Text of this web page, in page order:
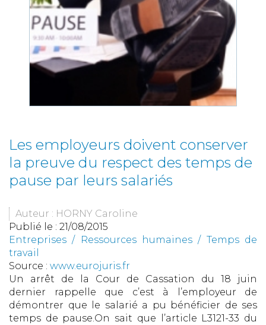
Les employeurs doivent conserver
la preuve du respect des temps de
pause par leurs salariés
Auteur : HORNY Caroline
Publié le : 21/08/2015
Entreprises / Ressources humaines / Temps de
travail
Source : www.eurojuris.fr
Un arrêt de la Cour de Cassation du 18 juin
dernier rappelle que c’est à l’employeur de
démontrer que le salarié a pu bénéficier de ses
temps de pause.On sait que l’article L3121-33 du